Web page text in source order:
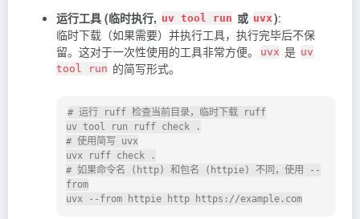
运行工具 (临时执行, uv tool run 或 uvx):
临时下载（如果需要）并执行工具，执行完毕后不保
留。这对于一次性使用的工具非常方便。
uvx 是 uv
tool run 的简写形式。
# 运行 ruff 检查当前目录，临时下载 ruff
uv tool run ruff check .
# 使用简写 uvx
uvx ruff check .
# 如果命令名 (http) 和包名 (httpie) 不同，使用 --
from